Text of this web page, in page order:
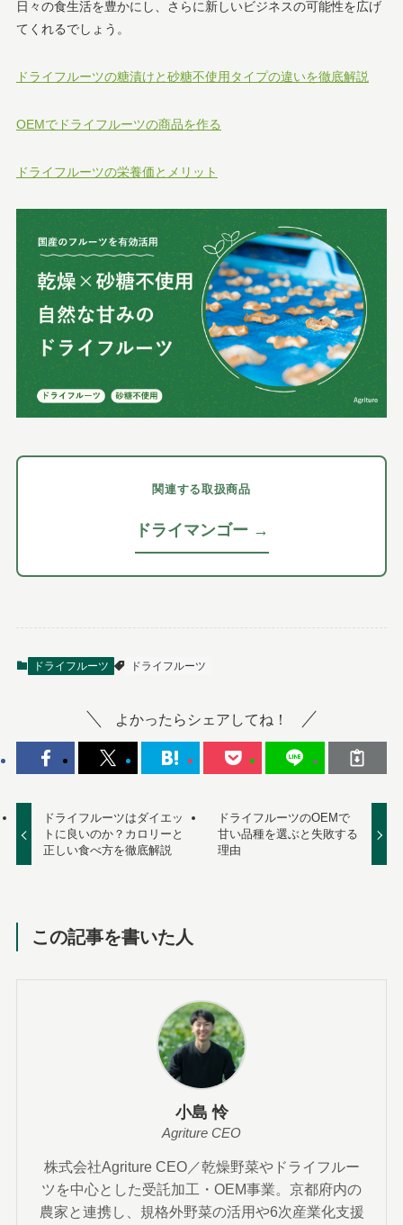
日々の食生活を豊かにし、さらに新しいビジネスの可能性を広げ
てくれるでしょう。
ドライフルーツの糖漬けと砂糖不使用タイプの違いを徹底解説
OEMでドライフルーツの商品を作る
ドライフルーツの栄養価とメリット
関連する取扱商品
ドライマンゴー →
ドライフルーツ ドライフルーツ
よかったらシェアしてね！
ドライフルーツはダイエッ
トに良いのか？カロリーと
正しい食べ方を徹底解説
ドライフルーツのOEMで
甘い品種を選ぶと失敗する
理由
この記事を書いた人
小島 怜
Agriture CEO
株式会社Agriture CEO／乾燥野菜やドライフルー
ツを中心とした受託加工・OEM事業。京都府内の
農家と連携し、規格外野菜の活用や6次産業化支援